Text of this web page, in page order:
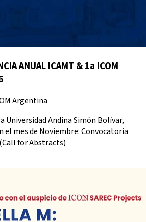
ANUAL ICAMT & 1a ICOM
Argentina
Universidad Andina Simón Bolívar,
el mes de Noviembre: Convocatoria
for Abstracts)